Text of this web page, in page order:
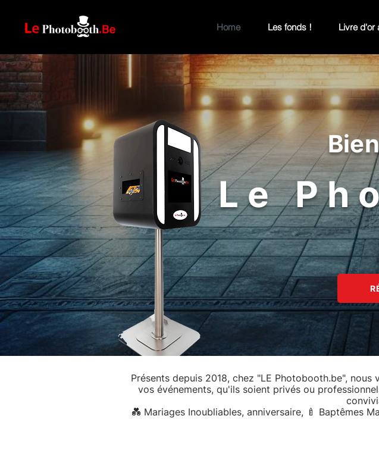
Home Les fonds ! Livre d'or
Le
Présents depuis 2018, chez "LE Photobooth.be",
vos événements, qu'ils soient privés ou
💑 Mariages Inoubliables, anniversaire, 🍼 Baptêmes